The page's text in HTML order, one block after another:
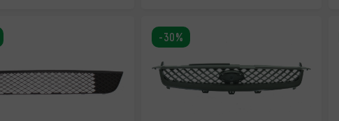
-30%